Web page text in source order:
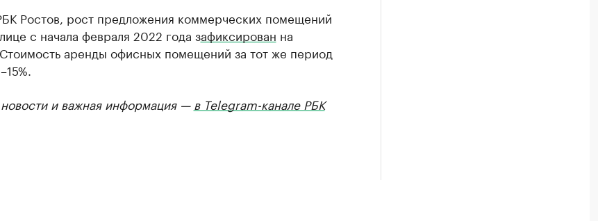
Ростов, рост предложения коммерческих помещений
с начала февраля 2022 года зафиксирован на
аренды офисных помещений за тот же период
и важная информация — в Telegram-канале РБК